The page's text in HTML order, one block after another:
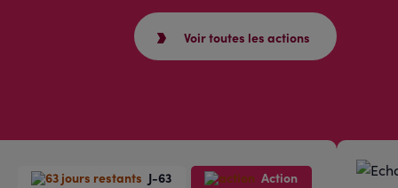
Voir toutes les actions
J-63 Action